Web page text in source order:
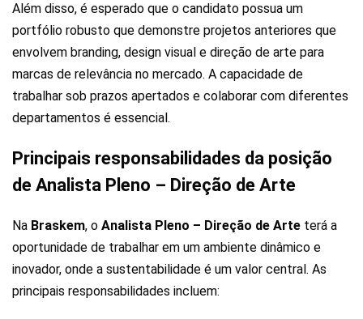
Além disso, é esperado que o candidato possua um
portfólio robusto que demonstre projetos anteriores que
envolvem branding, design visual e direção de arte para
marcas de relevância no mercado. A capacidade de
trabalhar sob prazos apertados e colaborar com diferentes
departamentos é essencial.
Principais responsabilidades da posição
de Analista Pleno – Direção de Arte
Na Braskem, o Analista Pleno – Direção de Arte terá a
oportunidade de trabalhar em um ambiente dinâmico e
inovador, onde a sustentabilidade é um valor central. As
principais responsabilidades incluem: